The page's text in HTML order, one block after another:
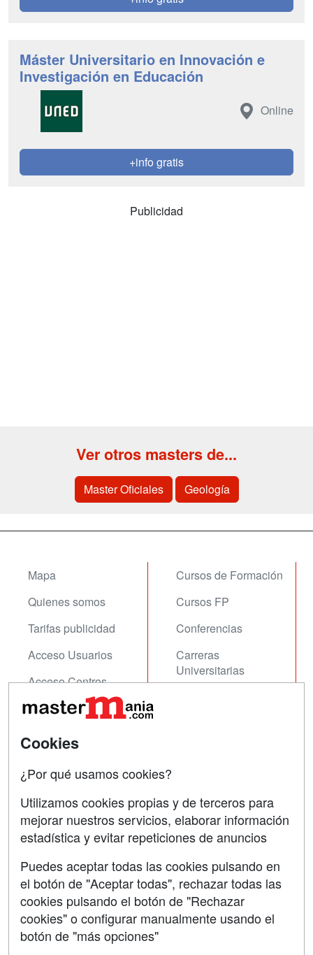
Máster Universitario en Innovación e
Investigación en Educación
Online
+info gratis
Publicidad
Ver otros masters de...
Master Oficiales Geología
Mapa
Quienes somos
Tarifas publicidad
Acceso Usuarios
Acceso Centros
Cursos de Formación
Cursos FP
Conferencias
Carreras
Universitarias
Contactar
Copyleft
Grupo formazion:
Cookies
¿Por qué usamos cookies?
Utilizamos cookies propias y de terceros para
mejorar nuestros servicios, elaborar información
estadística y evitar repeticiones de anuncios
Puedes aceptar todas las cookies pulsando en
el botón de "Aceptar todas", rechazar todas las
cookies pulsando el botón de "Rechazar
cookies" o configurar manualmente usando el
botón de "más opciones"